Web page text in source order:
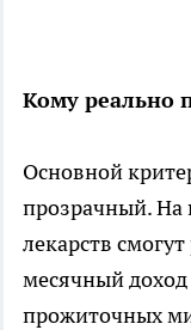
Кому реально
Основной
прозрачный. На
лекарств
месячный доход
прожиточных